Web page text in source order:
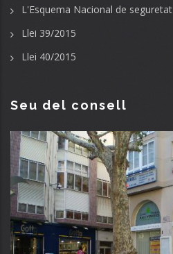
L'Esquema Nacional de seguretat
Llei 39/2015
Llei 40/2015
Seu del consell